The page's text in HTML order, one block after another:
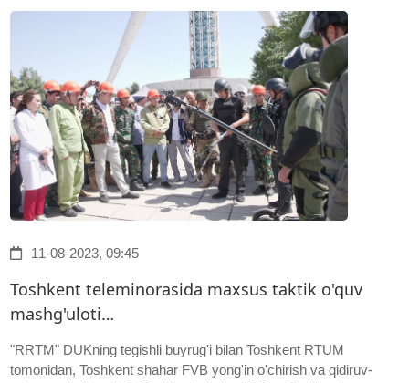
11-08-2023, 09:45
Toshkent teleminorasida maxsus taktik o'quv
mashg'uloti…
"RRTM" DUKning tegishli buyrug'i bilan Toshkent RTUM
tomonidan, Toshkent shahar FVB yong'in o'chirish va qidiruv-